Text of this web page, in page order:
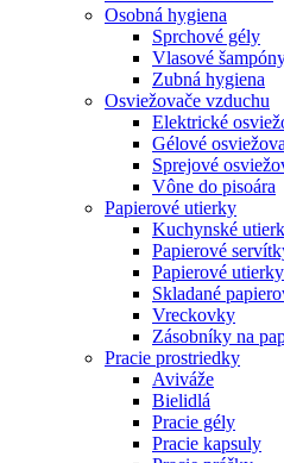
Osobná hygiena
Sprchové gély
Vlasové
Zubná hygiena
Osviežovače vzduchu
Elektrické
Gélové
Sprejové
Vône do pisoára
Papierové utierky
Kuchynské
Papierové
Papierové
Skladané
Vreckovky
Zásobníky na
Pracie prostriedky
Aviváže
Bielidlá
Pracie gély
Pracie kapsuly